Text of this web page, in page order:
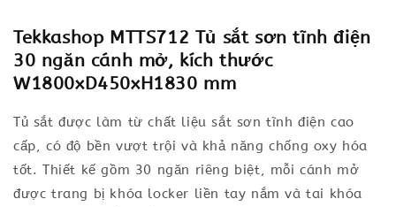
Tekkashop MTTS712 Tủ sắt sơn tĩnh điện
30 ngăn cánh mở, kích thước
W1800xD450xH1830 mm
Tủ sắt được làm từ chất liệu sắt sơn tĩnh điện cao
cấp, có độ bền vượt trội và khả năng chống oxy hóa
tốt. Thiết kế gồm 30 ngăn riêng biệt, mỗi cánh mở
được trang bị khóa locker liền tay nắm và tai khóa